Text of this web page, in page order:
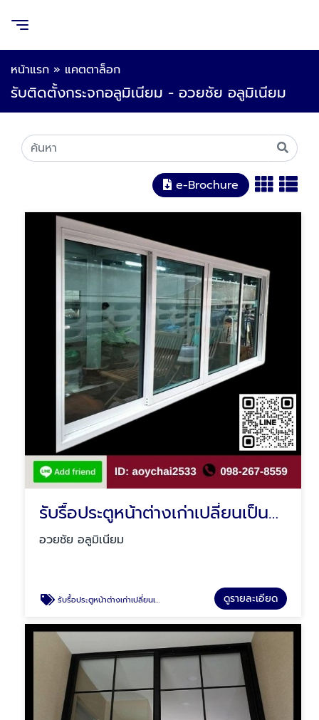
หน้าแรก » แคตตาล็อก
รับติดตั้งกระจกอลูมิเนียม - อวยชัย อลูมิเนียม
e-Brochure
รับรื้อประตูหน้าต่างเก่าเปลี่ยนเป็นกระจก มีนบุรี
อวยชัย อลูมิเนียม
รับรื้อประตูหน้าต่างเก่าเปลี่ยนเป็นกระจก มีนบุรี ดูรายละเอียด